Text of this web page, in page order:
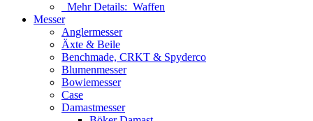
Mehr Details: Waffen
Messer
Anglermesser
Äxte & Beile
Benchmade, CRKT & Spyderco
Blumenmesser
Bowiemesser
Case
Damastmesser